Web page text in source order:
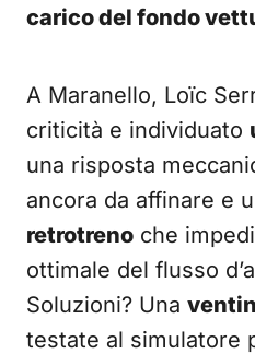
carico del fondo
A Maranello, Loïc
criticità e individuato
una risposta
ancora da affinare e
retrotreno che
ottimale del flusso
Soluzioni? Una
testate al simulatore